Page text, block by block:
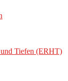
Tiefen (ERHT)